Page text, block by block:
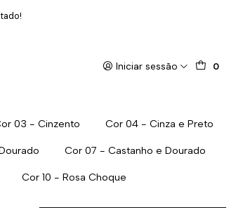
Iniciar sessão 0
Cor 03 - Cinzento Cor 04 - Cinza e Preto
Cor 07 - Castanho e Dourado
Cor 10 - Rosa Choque